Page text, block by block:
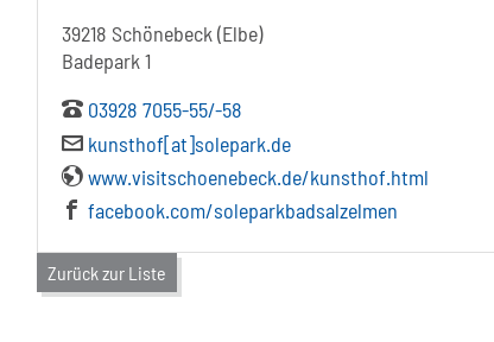
39218 Schönebeck (Elbe)
Badepark 1
03928 7055-55/-58
kunsthof[at]solepark.de
www.visitschoenebeck.de/kunsthof.html
facebook.com/soleparkbadsalzelmen
Zurück zur Liste